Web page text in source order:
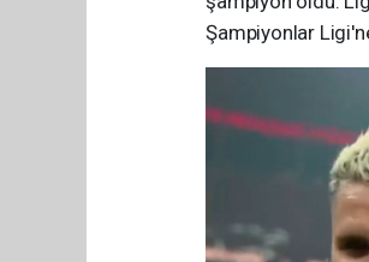
Şampiyonlar